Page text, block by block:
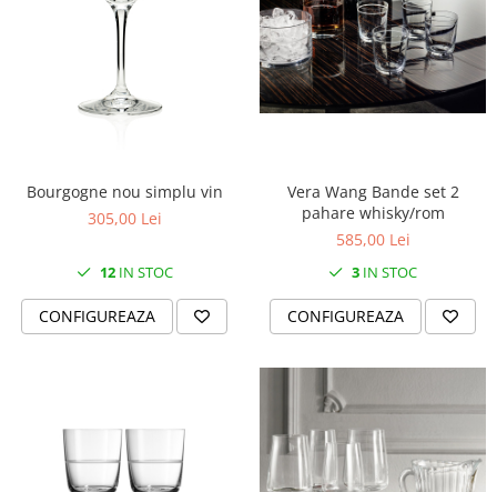
Bourgogne nou simplu vin
305,00 Lei
12IN STOC
CONFIGUREAZA
Vera Wang Bande set 2
pahare whisky/rom
585,00 Lei
3 IN STOC
CONFIGUREAZA